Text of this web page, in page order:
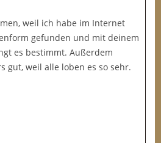
weil ich habe im Internet
gefunden und mit deinem
es bestimmt. Außerdem
gut, weil alle loben es so sehr.